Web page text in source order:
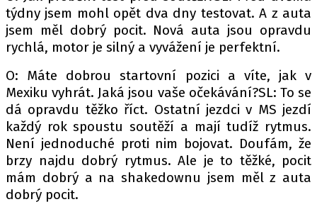
FIA CEZ & POHÁRY
MEZINÁRODNÍ SCÉNA
SLEDUJTE NÁS NA
Máte příběh, fotku nebo video?
Pošlete e-mail na autoroad.cz
týdny jsem mohl opět dva dny testovat. A z auta
jsem měl dobrý pocit. Nová auta jsou opravdu
rychlá, motor je silný a vyvážení je perfektní.
O: Máte dobrou startovní pozici a víte, jak v
Mexiku vyhrát. Jaká jsou vaše očekávání?SL: To se
dá opravdu těžko říct. Ostatní jezdci v MS jezdí
každý rok spoustu soutěží a mají tudíž rytmus.
Není jednoduché proti nim bojovat. Doufám, že
brzy najdu dobrý rytmus. Ale je to těžké, pocit
mám dobrý a na shakedownu jsem měl z auta
dobrý pocit.